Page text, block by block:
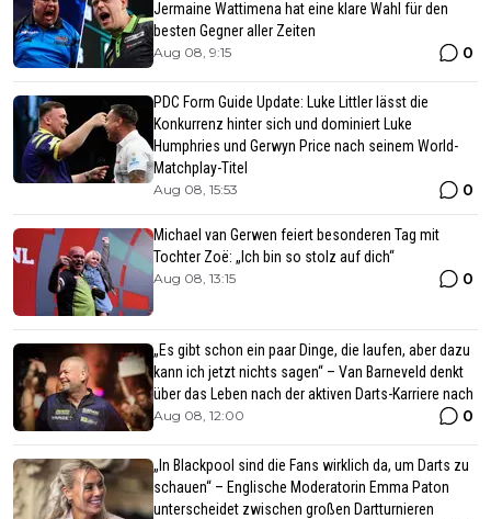
Jermaine Wattimena hat eine klare Wahl für den
besten Gegner aller Zeiten
Aug 08, 9:15 0
PDC Form Guide Update: Luke Littler lässt die
Konkurrenz hinter sich und dominiert Luke
Humphries und Gerwyn Price nach seinem World-
Matchplay-Titel
Aug 08, 15:53 0
Michael van Gerwen feiert besonderen Tag mit
Tochter Zoë: „Ich bin so stolz auf dich“
Aug 08, 13:15 0
„Es gibt schon ein paar Dinge, die laufen, aber dazu
kann ich jetzt nichts sagen“ – Van Barneveld denkt
über das Leben nach der aktiven Darts-Karriere nach
Aug 08, 12:00 0
„In Blackpool sind die Fans wirklich da, um Darts zu
schauen“ – Englische Moderatorin Emma Paton
unterscheidet zwischen großen Dartturnieren